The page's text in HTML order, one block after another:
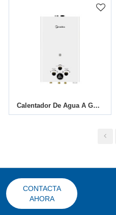
Calentador De Agua A Gas Con Conducto De Humos JSD-D6
CONTACTA
AHORA